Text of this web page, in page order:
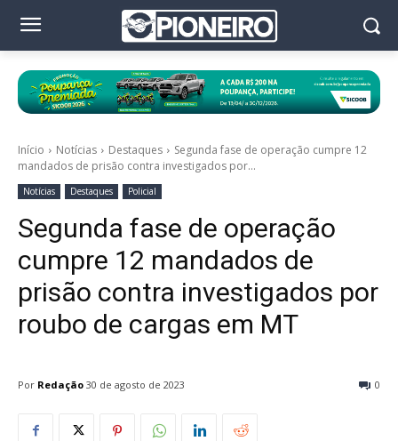
Início Notícias Destaques
Segunda fase de operação cumpre 12
mandados de prisão contra investigados por...
Notícias Destaques Policial
Segunda fase de operação
cumpre 12 mandados de
prisão contra investigados por
roubo de cargas em MT
Por Redação 0
30 de agosto de 2023